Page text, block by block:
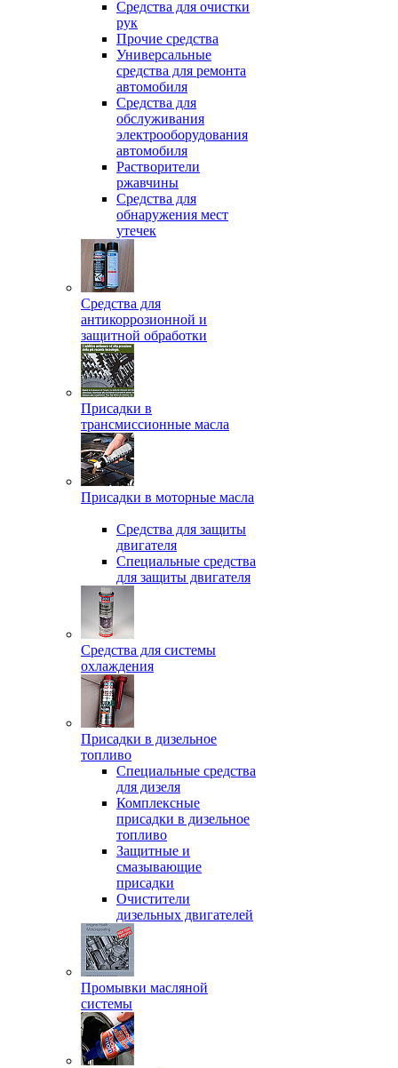
Средства для очистки
рук
Прочие средства
Универсальные
средства для ремонта
автомобиля
Средства для
обслуживания
электрооборудования
автомобиля
Растворители
ржавчины
Средства для
обнаружения мест
утечек
Средства для
антикоррозионной и
защитной обработки
Присадки в
трансмиссионные масла
Присадки в моторные масла
Средства для защиты
двигателя
Специальныe средства
для защиты двигателя
Средства для системы
охлаждения
Присадки в дизельное
топливо
Спeциальные средства
для дизеля
Комплексные
присадки в дизельное
топливо
Защитные и
смазывающие
присадки
Очистители
дизельных двигателей
Промывки масляной
системы